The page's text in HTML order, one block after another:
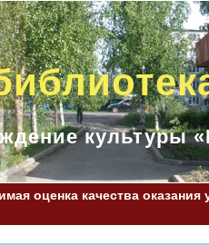
культуры
оценка качества оказания